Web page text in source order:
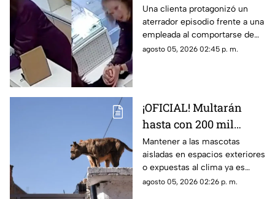
en una tienda de
celulares
Una clienta protagonizó un
aterrador episodio frente a una
empleada al comportarse de
una manera extraña. Conoce
agosto 05, 2026 02:45 p. m.
¡OFICIAL! Multarán
hasta con 200 mil
pesos a quienes
mantengan a perros y
gatos viviendo en
patios o azoteas
Mantener a las mascotas
aisladas en espacios exteriores
o expuestas al clima ya es
considerado una infracción
agosto 05, 2026 02:26 p. m.